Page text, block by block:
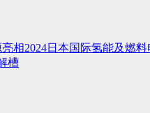
相2024日本国际氢能及燃料
槽